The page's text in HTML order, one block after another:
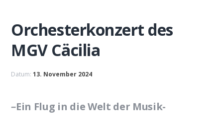
Orchesterkonzert des
MGV Cäcilia
Datum:13. November 2024
–Ein Flug in die Welt der Musik-